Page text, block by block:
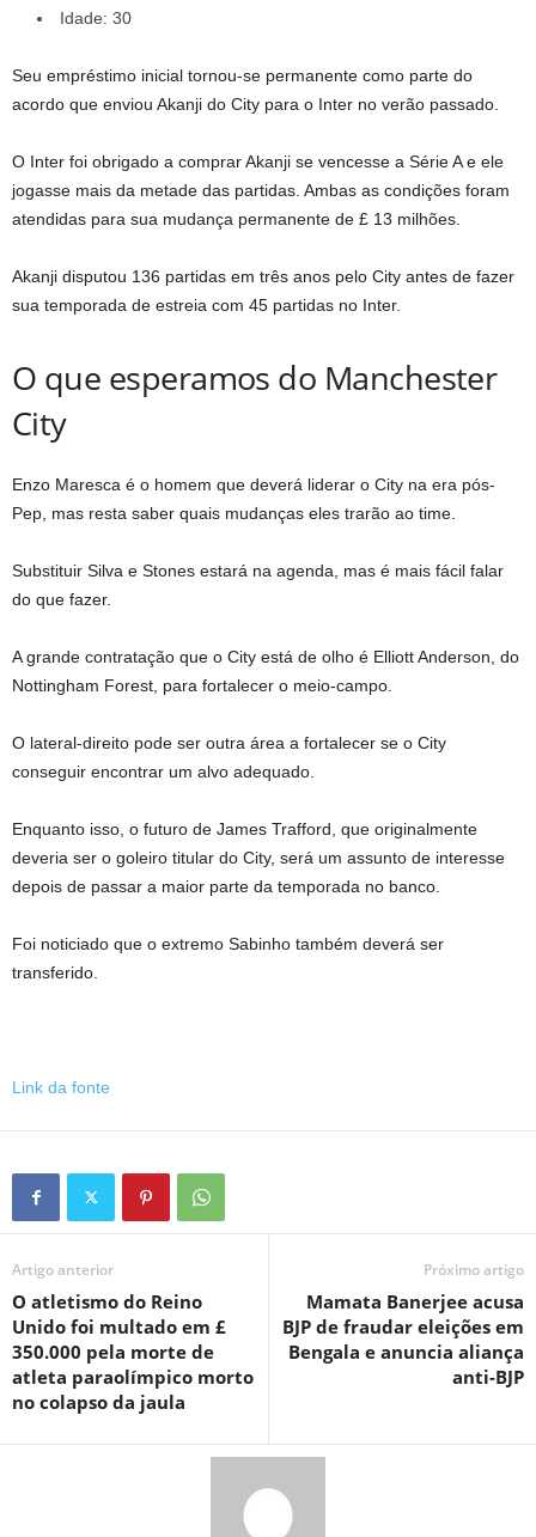
Idade: 30
Seu empréstimo inicial tornou-se permanente como parte do
acordo que enviou Akanji do City para o Inter no verão passado.
O Inter foi obrigado a comprar Akanji se vencesse a Série A e ele
jogasse mais da metade das partidas. Ambas as condições foram
atendidas para sua mudança permanente de £ 13 milhões.
Akanji disputou 136 partidas em três anos pelo City antes de fazer
sua temporada de estreia com 45 partidas no Inter.
O que esperamos do Manchester
City
Enzo Maresca é o homem que deverá liderar o City na era pós-
Pep, mas resta saber quais mudanças eles trarão ao time.
Substituir Silva e Stones estará na agenda, mas é mais fácil falar
do que fazer.
A grande contratação que o City está de olho é Elliott Anderson, do
Nottingham Forest, para fortalecer o meio-campo.
O lateral-direito pode ser outra área a fortalecer se o City
conseguir encontrar um alvo adequado.
Enquanto isso, o futuro de James Trafford, que originalmente
deveria ser o goleiro titular do City, será um assunto de interesse
depois de passar a maior parte da temporada no banco.
Foi noticiado que o extremo Sabinho também deverá ser
transferido.
Link da fonte
Artigo anterior
O atletismo do Reino
Unido foi multado em £
350.000 pela morte de
atleta paraolímpico morto
no colapso da jaula
Próximo artigo
Mamata Banerjee acusa
BJP de fraudar eleições em
Bengala e anuncia aliança
anti-BJP